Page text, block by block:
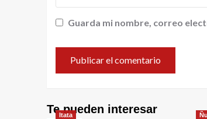
Guarda mi nombre, correo
Te pueden interesar
Itata